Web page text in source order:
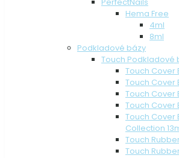
Hema Free
4ml
8ml
Podkladové bázy
Touch Podkladové
Touch Cover
Touch Cover
Touch Cover
Touch Cover
Touch Cover
Collection
Touch
Touch